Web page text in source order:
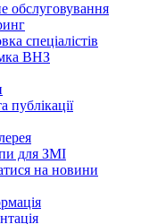
обслуговування
спеціалістів
ВНЗ
публікації
для ЗМІ
на новини